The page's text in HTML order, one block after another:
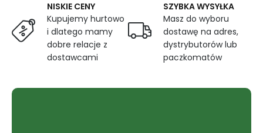
Deep
Blue
NISKIE CENY
Kupujemy hurtowo
i dlatego mamy
dobre relacje z
dostawcami
SZYBKA WYSYŁKA
Masz do wyboru
dostawę na adres,
dystrybutorów lub
paczkomatów